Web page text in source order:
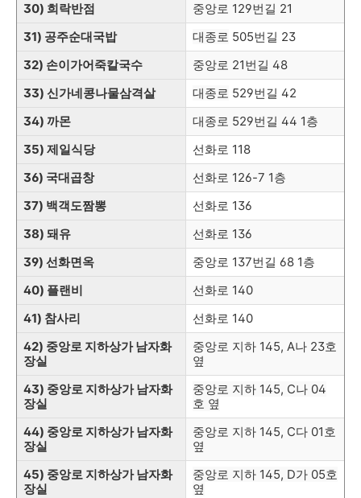
30) 희락반점
중앙로 129번길 21
31) 공주순대국밥
대종로 505번길 23
32) 손이가어죽칼국수
중앙로 21번길 48
33) 신가네콩나물삼격살
대종로 529번길 42
34) 까몬
대종로 529번길 44 1층
35) 제일식당
선화로 118
36) 국대곱창
선화로 126-7 1층
37) 백객도짬뽕
선화로 136
38) 돼유
선화로 136
39) 선화면옥
중앙로 137번길 68 1층
40) 플랜비
선화로 140
41) 참사리
선화로 140
42) 중앙로 지하상가 남자화
장실
중앙로 지하 145, A나 23호
옆
43) 중앙로 지하상가 남자화
장실
중앙로 지하 145, C나 04
호 옆
44) 중앙로 지하상가 남자화
장실
중앙로 지하 145, C다 01호
옆
45) 중앙로 지하상가 남자화
장실
중앙로 지하 145, D가 05호
옆